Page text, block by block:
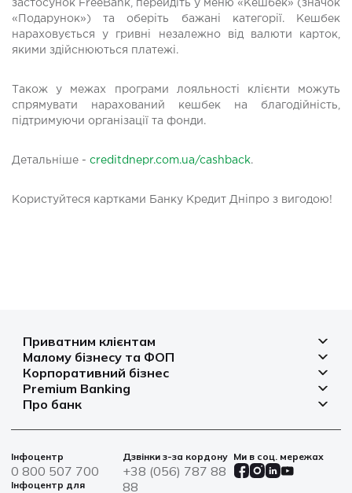
застосунок FreeBank, перейдіть у меню «Кешбек» (значок
«Подарунок») та оберіть бажані категорії. Кешбек
нараховується у гривні незалежно від валюти карток,
якими здійснюються платежі.
Також у межах програми лояльності клієнти можуть
спрямувати нарахований кешбек на благодійність,
підтримуючи організації та фонди.
Детальніше - creditdnepr.com.ua/cashback.
Користуйтеся картками Банку Кредит Дніпро з вигодою!
Приватним клієнтам
Депозити
Кредити
Платіжні картки
Платежі
Іпотека
Страхування
Малому бізнесу та ФОП
Рахунок для бізнесу
Фінансування
Овердрафт
Корпоративний бізнес
Рахунки і платежі
Депозити
Агробізнес
Цінні папери
Premium Banking
Депозити
Платіжні картки
Банківські сейфи
Військові облігації
Про банк
Новини
Інфоцентр
0 800 507 700
Інфоцентр для
Дзвінки з-за кордону
+38 (056) 787 88
88
Ми в соц. мережах